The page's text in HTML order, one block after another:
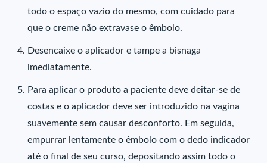
todo o espaço vazio do mesmo, com cuidado para
que o creme não extravase o êmbolo.
Desencaixe o aplicador e tampe a bisnaga
imediatamente.
Para aplicar o produto a paciente deve deitar-se de
costas e o aplicador deve ser introduzido na vagina
suavemente sem causar desconforto. Em seguida,
empurrar lentamente o êmbolo com o dedo indicador
até o final de seu curso, depositando assim todo o